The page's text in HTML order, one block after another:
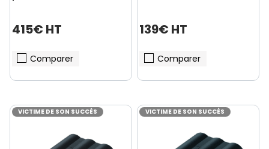
415€ HT
Comparer
139€ HT
Comparer
VICTIME DE SON SUCCÈS VICTIME DE SON SUCCÈS